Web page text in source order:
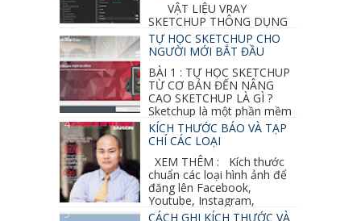
VẬT LIỆU VRAY
SKETCHUP THÔNG DỤNG
NHẤT 1. VẬT LIỆU VRAY INOX BÓNG: ●
Diffuse : đen ● Reflection color ...
TỰ HỌC SKETCHUP CHO
NGƯỜI MỚI BẮT ĐẦU
BÀI 1 : TỰ HỌC SKETCHUP
TỪ CƠ BẢN ĐẾN NÂNG
CAO SKETCHUP LÀ GÌ ?
Sketchup là một phần mềm
vẽ 3d của Google, nó khá dễ sữ...
KÍCH THƯỚC BÁO VÀ TẠP
CHÍ CÁC LOẠI
XEM THÊM : Kích thước
chuẩn các loại hình ảnh để
đăng lên Facebook,
Youtube, Instagram,
Linkedin, Pinterest...CÁCH GHI KÍCH THƯỚC VÀ